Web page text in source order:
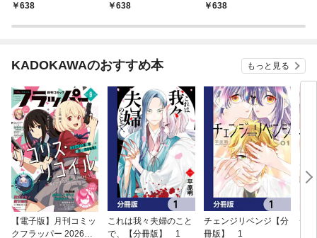
638
638
638
KADOKAWAのおすすめ本 もっと見る
【電子版】月刊コミッ
クフラッパー 2026年9
これは我々夫婦のこと
で、【分冊版】 1
チェンジリベンジ【分
冊版】 1
チ